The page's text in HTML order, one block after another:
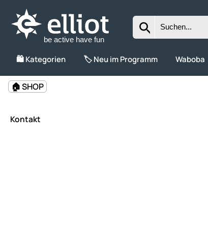
be active have fun
🛍️ Kategorien 🏷️ Neu im Programm Waboba
🏠 SHOP
Kontakt